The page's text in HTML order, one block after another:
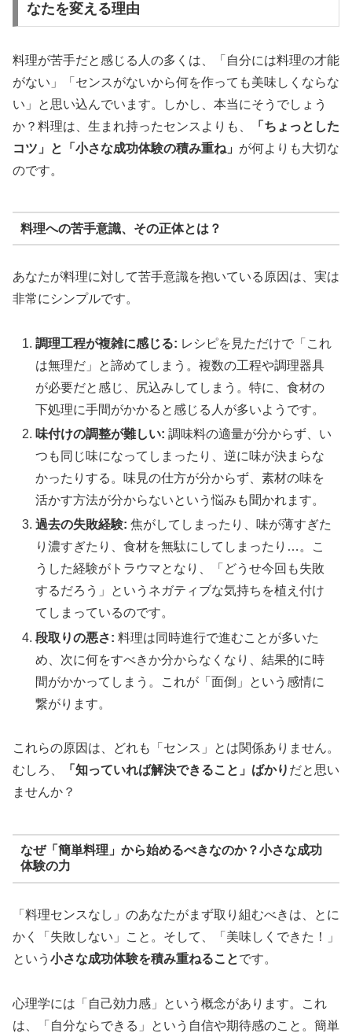
なたを変える理由
料理が苦手だと感じる人の多くは、「自分には料理の才能
がない」「センスがないから何を作っても美味しくならな
い」と思い込んでいます。しかし、本当にそうでしょう
か？料理は、生まれ持ったセンスよりも、
「ちょっとした
コツ」と「小さな成功体験の積み重ね」 が何よりも大切な
のです。
料理への苦手意識、その正体とは？
あなたが料理に対して苦手意識を抱いている原因は、実は
非常にシンプルです。
調理工程が複雑に感じる: レシピを見ただけで「これ
は無理だ」と諦めてしまう。複数の工程や調理器具
が必要だと感じ、尻込みしてしまう。特に、食材の
下処理に手間がかかると感じる人が多いようです。
味付けの調整が難しい: 調味料の適量が分からず、い
つも同じ味になってしまったり、逆に味が決まらな
かったりする。味見の仕方が分からず、素材の味を
活かす方法が分からないという悩みも聞かれます。
過去の失敗経験: 焦がしてしまったり、味が薄すぎた
り濃すぎたり、食材を無駄にしてしまったり…。こ
うした経験がトラウマとなり、「どうせ今回も失敗
するだろう」というネガティブな気持ちを植え付け
てしまっているのです。
段取りの悪さ: 料理は同時進行で進むことが多いた
め、次に何をすべきか分からなくなり、結果的に時
間がかかってしまう。これが「面倒」という感情に
繋がります。
これらの原因は、どれも「センス」とは関係ありません。
むしろ、
「知っていれば解決できること」ばかり だと思い
ませんか？
なぜ「簡単料理」から始めるべきなのか？小さな成功
体験の力
「料理センスなし」のあなたがまず取り組むべきは、とに
かく「失敗しない」こと。そして、「美味しくできた！」
という 小さな成功体験を積み重ねることです。
心理学には「自己効力感」という概念があります。これ
は、「自分ならできる」という自信や期待感のこと。簡単